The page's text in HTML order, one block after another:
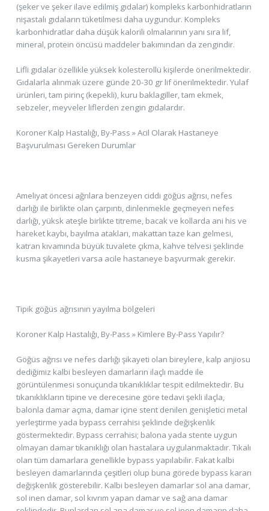
(şeker ve şeker ilave edilmiş gıdalar) kompleks karbonhidratların
nişastalı gıdaların tüketilmesi daha uygundur. Kompleks
karbonhidratlar daha düşük kalorili olmalarının yanı sıra lif,
mineral, protein öncüsü maddeler bakımından da zengindir.
Lifli gıdalar özellikle yüksek kolesterollü kişilerde önerilmektedir.
Gıdalarla alınmak üzere günde 20-30 gr lif önerilmektedir. Yulaf
ürünleri, tam pirinç (kepekli), kuru baklagiller, tam ekmek,
sebzeler, meyveler liflerden zengin gıdalardır.
Koroner Kalp Hastalığı, By-Pass » Acil Olarak Hastaneye
Başvurulması Gereken Durumlar
Ameliyat öncesi ağrılara benzeyen ciddi göğüs ağrısı, nefes
darlığı ile birlikte olan çarpıntı, dinlenmekle geçmeyen nefes
darlığı, yüksk ateşle birlikte titreme, bacak ve kollarda ani his ve
hareket kaybı, bayılma atakları, makattan taze kan gelmesi,
katran kıvamında büyük tuvalete çıkma, kahve telvesi şeklinde
kusma şikayetleri varsa acile hastaneye başvurmak gerekir.
Tipik göğüs ağrısının yayılma bölgeleri
Koroner Kalp Hastalığı, By-Pass » Kimlere By-Pass Yapılır?
Göğüs ağrısı ve nefes darlığı şikayeti olan bireylere, kalp anjiosu
dediğimiz kalbi besleyen damarların ilaçlı madde ile
görüntülenmesi sonuçunda tıkanıklıklar tespit edilmektedir. Bu
tıkanıklıkların tipine ve derecesine göre tedavi şekli ilaçla,
balonla damar açma, damar içine stent denilen genişletici metal
yerleştirme yada bypass cerrahisi şeklinde değişkenlik
göstermektedir. Bypass cerrahisi; balona yada stente uygun
olmayan damar tıkanıklığı olan hastalara uygulanmaktadır. Tıkalı
olan tüm damarlara genellikle bypass yapılabilir. Fakat kalbi
besleyen damarlarında çeşitleri olup buna görede bypass kararı
değişkenlik gösterebilir. Kalbi besleyen damarlar sol ana damar,
sol inen damar, sol kıvrım yapan damar ve sağ ana damar